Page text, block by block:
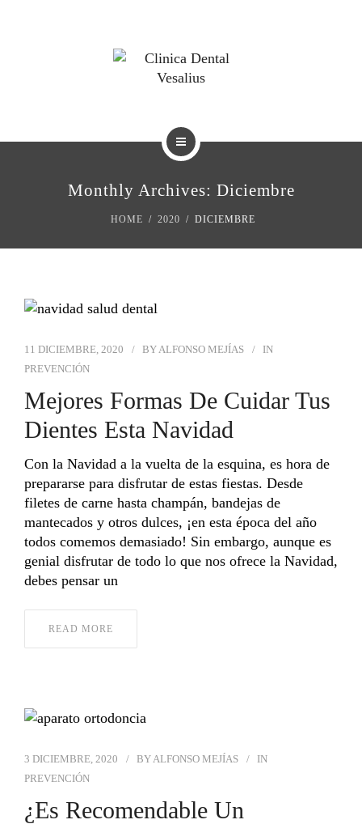
Monthly Archives: Diciembre
HOME 2020 DICIEMBRE
11 DICIEMBRE, 2020 BY ALFONSO MEJÍAS
IN
PREVENCIÓN
Mejores Formas De Cuidar Tus
Dientes Esta Navidad
Con la Navidad a la vuelta de la esquina, es hora de
prepararse para disfrutar de estas fiestas. Desde
filetes de carne hasta champán, bandejas de
mantecados y otros dulces, ¡en esta época del año
todos comemos demasiado! Sin embargo, aunque es
genial disfrutar de todo lo que nos ofrece la Navidad,
debes pensar un
READ MORE
3 DICIEMBRE, 2020 BY ALFONSO MEJÍAS
IN
PREVENCIÓN
¿Es Recomendable Un